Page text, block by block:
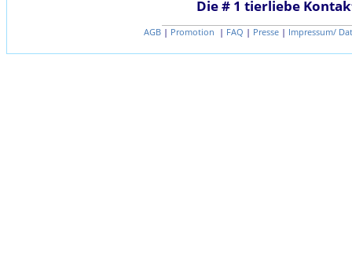
Die # 1 tierliebe
AGB | Promotion | FAQ | Presse | Impressum/